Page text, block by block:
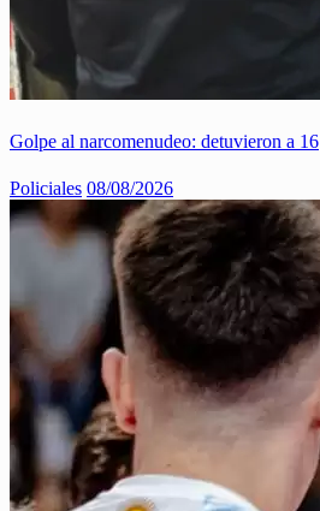
Golpe al narcomenudeo: detuvieron a 16
Policiales 08/08/2026